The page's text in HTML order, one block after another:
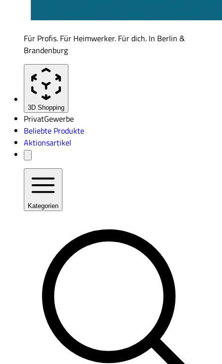
Für Profis. Für Heimwerker. Für dich. In Berlin &
Brandenburg
3D Shopping
PrivatGewerbe
Beliebte Produkte
Aktionsartikel
Kategorien